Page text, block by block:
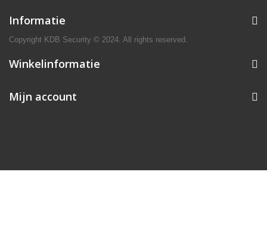
Informatie
Copyright KDB Security © 2024. All rights reserved.
Winkelinformatie
Mijn account